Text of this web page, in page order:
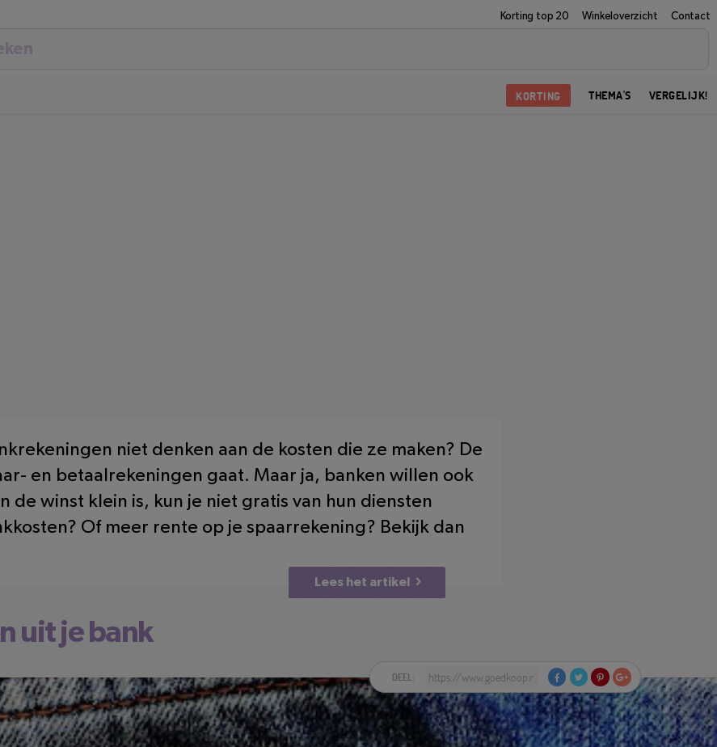
Korting top 20 Winkeloverzicht Contact
VERGELIJK!
THEMA'S
KORTING
niet denken aan de kosten die ze maken? De
en betaalrekeningen gaat. Maar ja, banken willen ook
de winst klein is, kun je niet gratis van hun diensten
Of meer rente op je spaarrekening? Bekijk dan
Lees het artikel
uit je bank
DEEL: